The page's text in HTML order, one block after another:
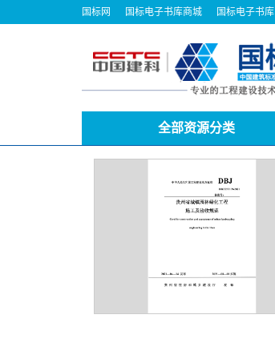
国标网 国标电子书库商城 国标电子书库
全部资源分类